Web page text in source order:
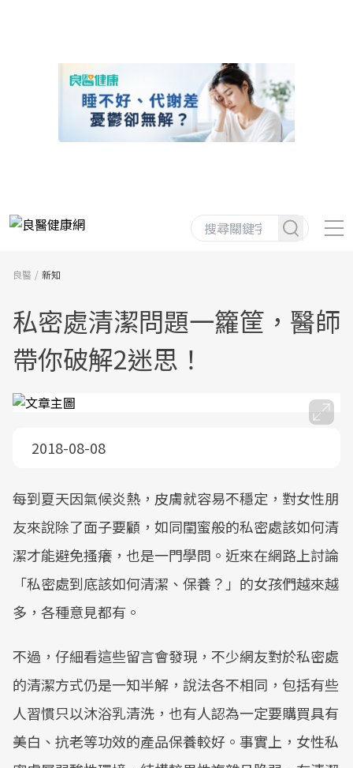
良醫 新知
私密處清潔問題一籮筐，醫師
帶你破解2迷思！
2018-08-08
每到夏天因氣候炎熱，皮膚就容易不穩定，對女性朋
友來說除了面子要顧，如同閨蜜般的私密處該如何清
潔才能避免搔癢，也是一門學問。近來在網路上討論
「私密處到底該如何清潔、保養？」的女孩們越來越
多，各種意見都有。
不過，仔細看這些留言會發現，不少網友對於私密處
的清潔方式仍是一知半解，說法各不相同，包括有些
人習慣只以沐浴乳清洗，也有人認為一定要購買具有
美白、抗老等功效的產品保養較好。事實上，女性私